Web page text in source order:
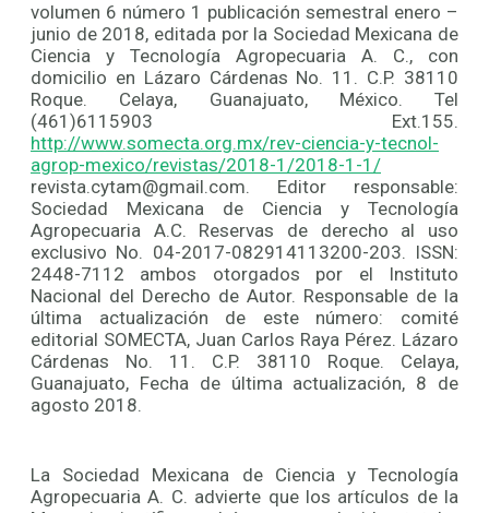
volumen 6 número 1 publicación semestral enero –
junio de 2018, editada por la Sociedad Mexicana de
Ciencia y Tecnología Agropecuaria A. C., con
domicilio en Lázaro Cárdenas No. 11. C.P. 38110
Roque. Celaya, Guanajuato, México. Tel
(461)6115903 Ext.155.
http://www.somecta.org.mx/rev-ciencia-y-tecnol-
agrop-mexico/revistas/2018-1/2018-1-1/
revista.cytam@gmail.com. Editor responsable:
Sociedad Mexicana de Ciencia y Tecnología
Agropecuaria A.C. Reservas de derecho al uso
exclusivo No. 04-2017-082914113200-203. ISSN:
2448-7112 ambos otorgados por el Instituto
Nacional del Derecho de Autor. Responsable de la
última actualización de este número: comité
editorial SOMECTA, Juan Carlos Raya Pérez. Lázaro
Cárdenas No. 11. C.P. 38110 Roque. Celaya,
Guanajuato, Fecha de última actualización, 8 de
agosto 2018.
La Sociedad Mexicana de Ciencia y Tecnología
Agropecuaria A. C. advierte que los artículos de la